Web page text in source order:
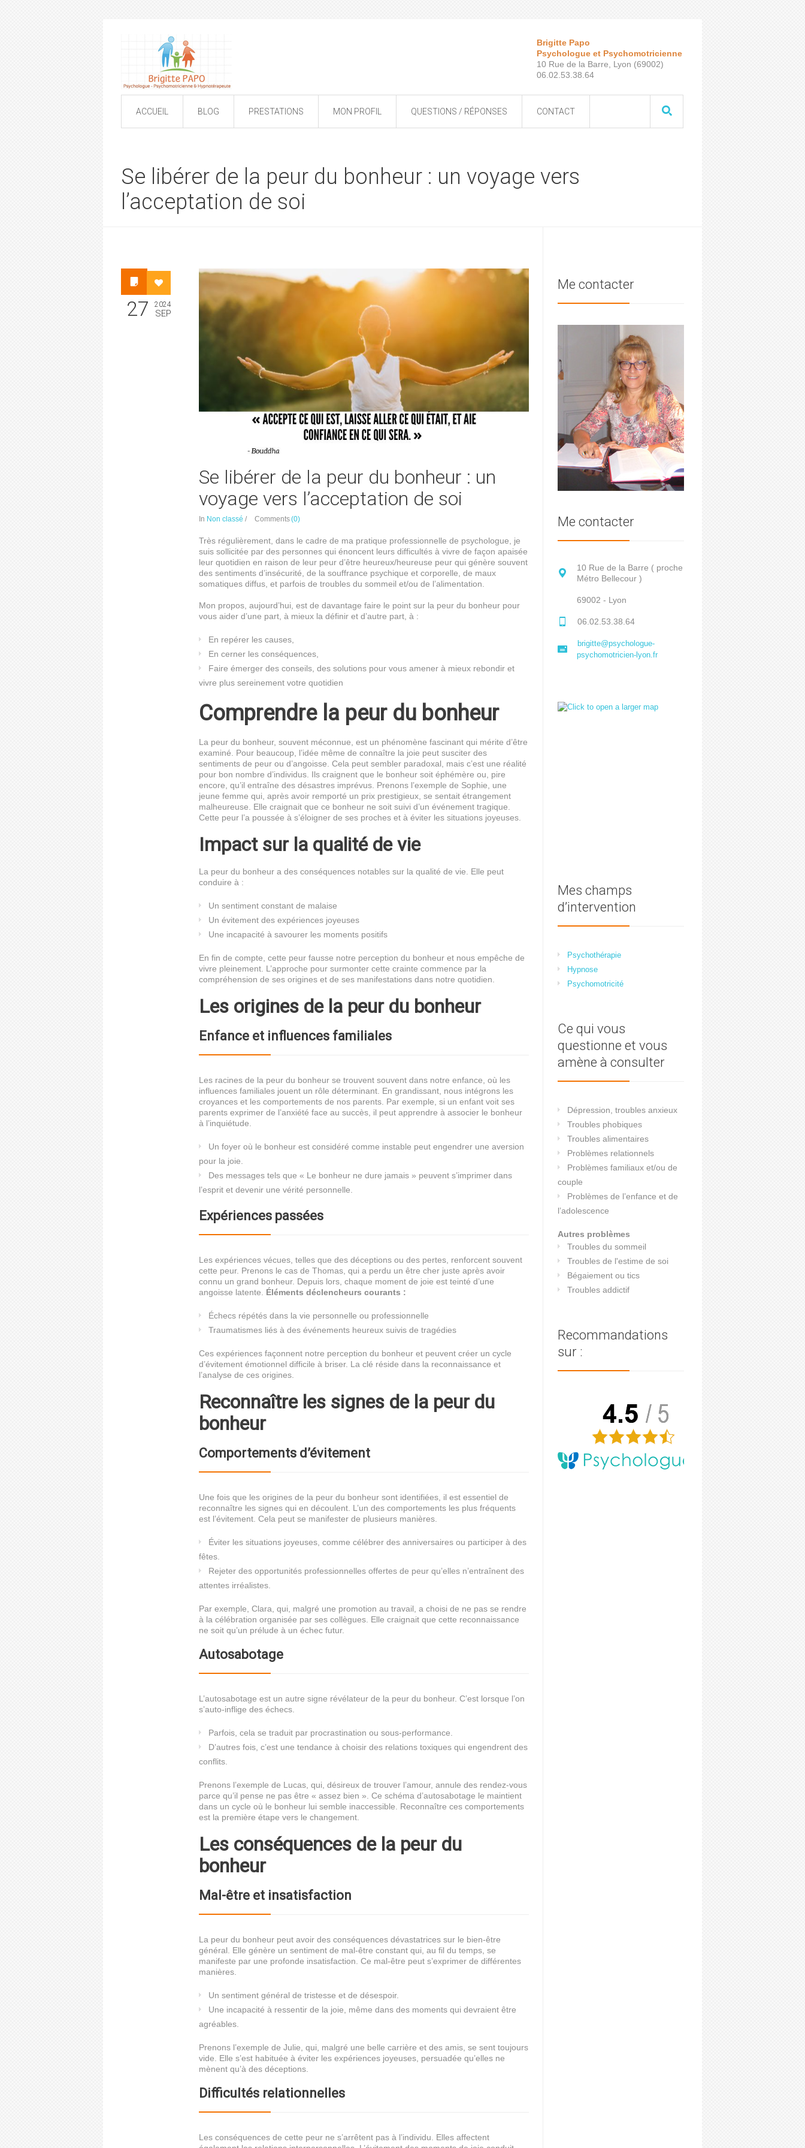
Brigitte Papo
Psychologue et Psychomotricienne
10 Rue de la Barre, Lyon (69002)
06.02.53.38.64
ACCUEIL BLOG PRESTATIONS MON PROFIL QUESTIONS / RÉPONSES CONTACT
Se libérer de la peur du bonheur : un voyage vers
l’acceptation de soi
27 2024
SEP
Se libérer de la peur du bonheur : un
voyage vers l’acceptation de soi
In Non classé / Comments(0)
Très régulièrement, dans le cadre de ma pratique professionnelle de psychologue, je
suis sollicitée par des personnes qui énoncent leurs difficultés à vivre de façon apaisée
leur quotidien en raison de leur peur d’être heureux/heureuse peur qui génère souvent
des sentiments d’insécurité, de la souffrance psychique et corporelle, de maux
somatiques diffus, et parfois de troubles du sommeil et/ou de l’alimentation.
Mon propos, aujourd’hui, est de davantage faire le point sur la peur du bonheur pour
vous aider d’une part, à mieux la définir et d’autre part, à :
En repérer les causes,
En cerner les conséquences,
Faire émerger des conseils, des solutions pour vous amener à mieux rebondir et
vivre plus sereinement votre quotidien
Comprendre la peur du bonheur
La peur du bonheur, souvent méconnue, est un phénomène fascinant qui mérite d’être
examiné. Pour beaucoup, l’idée même de connaître la joie peut susciter des
sentiments de peur ou d’angoisse. Cela peut sembler paradoxal, mais c’est une réalité
pour bon nombre d’individus. Ils craignent que le bonheur soit éphémère ou, pire
encore, qu’il entraîne des désastres imprévus. Prenons l’exemple de Sophie, une
jeune femme qui, après avoir remporté un prix prestigieux, se sentait étrangement
malheureuse. Elle craignait que ce bonheur ne soit suivi d’un événement tragique.
Cette peur l’a poussée à s’éloigner de ses proches et à éviter les situations joyeuses.
Impact sur la qualité de vie
La peur du bonheur a des conséquences notables sur la qualité de vie. Elle peut
conduire à :
Un sentiment constant de malaise
Un évitement des expériences joyeuses
Une incapacité à savourer les moments positifs
En fin de compte, cette peur fausse notre perception du bonheur et nous empêche de
vivre pleinement. L’approche pour surmonter cette crainte commence par la
compréhension de ses origines et de ses manifestations dans notre quotidien.
Les origines de la peur du bonheur
Enfance et influences familiales
Les racines de la peur du bonheur se trouvent souvent dans notre enfance, où les
influences familiales jouent un rôle déterminant. En grandissant, nous intégrons les
croyances et les comportements de nos parents. Par exemple, si un enfant voit ses
parents exprimer de l’anxiété face au succès, il peut apprendre à associer le bonheur
à l’inquiétude.
Un foyer où le bonheur est considéré comme instable peut engendrer une aversion
pour la joie.
Des messages tels que « Le bonheur ne dure jamais » peuvent s’imprimer dans
l’esprit et devenir une vérité personnelle.
Expériences passées
Les expériences vécues, telles que des déceptions ou des pertes, renforcent souvent
cette peur. Prenons le cas de Thomas, qui a perdu un être cher juste après avoir
connu un grand bonheur. Depuis lors, chaque moment de joie est teinté d’une
angoisse latente. Éléments déclencheurs courants :
Échecs répétés dans la vie personnelle ou professionnelle
Traumatismes liés à des événements heureux suivis de tragédies
Ces expériences façonnent notre perception du bonheur et peuvent créer un cycle
d’évitement émotionnel difficile à briser. La clé réside dans la reconnaissance et
l’analyse de ces origines.
Reconnaître les signes de la peur du
bonheur
Comportements d’évitement
Une fois que les origines de la peur du bonheur sont identifiées, il est essentiel de
reconnaître les signes qui en découlent. L’un des comportements les plus fréquents
est l’évitement. Cela peut se manifester de plusieurs manières.
Éviter les situations joyeuses, comme célébrer des anniversaires ou participer à des
fêtes.
Rejeter des opportunités professionnelles offertes de peur qu’elles n’entraînent des
attentes irréalistes.
Par exemple, Clara, qui, malgré une promotion au travail, a choisi de ne pas se rendre
à la célébration organisée par ses collègues. Elle craignait que cette reconnaissance
ne soit qu’un prélude à un échec futur.
Autosabotage
L’autosabotage est un autre signe révélateur de la peur du bonheur. C’est lorsque l’on
s’auto-inflige des échecs.
Parfois, cela se traduit par procrastination ou sous-performance.
D’autres fois, c’est une tendance à choisir des relations toxiques qui engendrent des
conflits.
Prenons l’exemple de Lucas, qui, désireux de trouver l’amour, annule des rendez-vous
parce qu’il pense ne pas être « assez bien ». Ce schéma d’autosabotage le maintient
dans un cycle où le bonheur lui semble inaccessible. Reconnaître ces comportements
est la première étape vers le changement.
Les conséquences de la peur du
bonheur
Mal-être et insatisfaction
La peur du bonheur peut avoir des conséquences dévastatrices sur le bien-être
général. Elle génère un sentiment de mal-être constant qui, au fil du temps, se
manifeste par une profonde insatisfaction. Ce mal-être peut s’exprimer de différentes
manières.
Un sentiment général de tristesse et de désespoir.
Une incapacité à ressentir de la joie, même dans des moments qui devraient être
agréables.
Prenons l’exemple de Julie, qui, malgré une belle carrière et des amis, se sent toujours
vide. Elle s’est habituée à éviter les expériences joyeuses, persuadée qu’elles ne
mènent qu’à des déceptions.
Difficultés relationnelles
Les conséquences de cette peur ne s’arrêtent pas à l’individu. Elles affectent
Me contacter
Me contacter
10 Rue de la Barre ( proche
Métro Bellecour )
69002 - Lyon
06.02.53.38.64
brigitte@psychologue-
psychomotricien-lyon.fr
Mes champs
d’intervention
Psychothérapie
Hypnose
Psychomotricité
Ce qui vous
questionne et vous
amène à consulter
Dépression, troubles anxieux
Troubles phobiques
Troubles alimentaires
Problèmes relationnels
Problèmes familiaux et/ou de
couple
Problèmes de l’enfance et de
l’adolescence
Autres problèmes
Troubles du sommeil
Troubles de l'estime de soi
Bégaiement ou tics
Troubles addictif
Recommandations
sur :